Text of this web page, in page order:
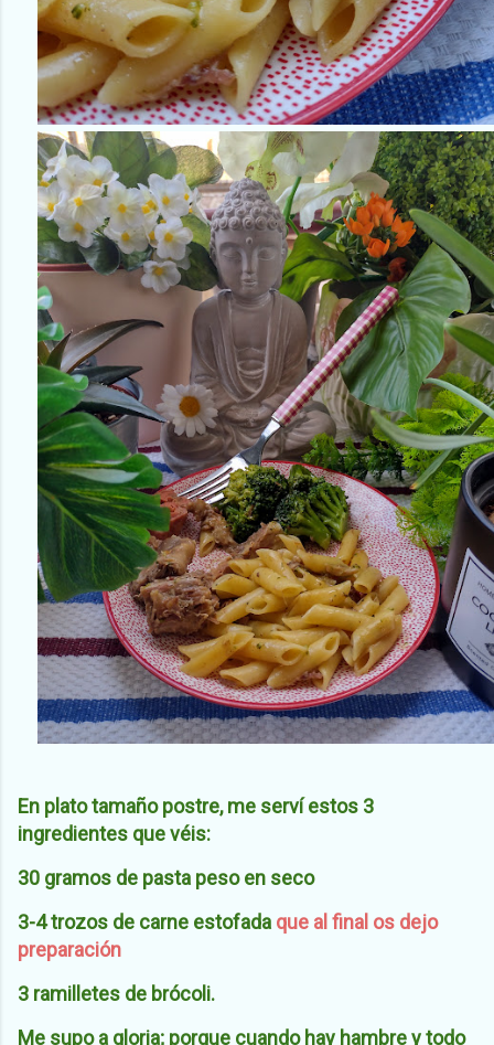
En plato tamaño postre, me serví estos 3
ingredientes que véis:
30 gramos de pasta peso en seco
3-4 trozos de carne estofada que al final os dejo
preparación
3 ramilletes de brócoli.
Me supo a gloria; porque cuando hay hambre y todo